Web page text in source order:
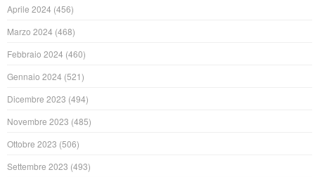
Aprile 2024 (456)
Marzo 2024 (468)
Febbraio 2024 (460)
Gennaio 2024 (521)
Dicembre 2023 (494)
Novembre 2023 (485)
Ottobre 2023 (506)
Settembre 2023 (493)